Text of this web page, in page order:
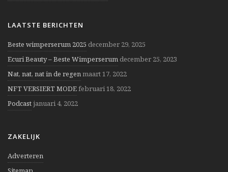
LAATSTE BERICHTEN
Beste wimperserum 2025 december 29, 2025
Ecuri Beauty – Beste Wimperserum december 25, 2023
Nat, nat, nat in de regenmaart 17, 2022
NFT VERSIERT MODEfebruari 18, 2022
Podcastjanuari 4, 2022
ZAKELIJK
Adverteren